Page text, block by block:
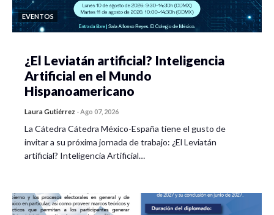
EVENTOS
¿El Leviatán artificial? Inteligencia
Artificial en el Mundo
Hispanoamericano
Laura Gutiérrez - Ago 07, 2026
La Cátedra Cátedra México-España tiene el gusto de
invitar a su próxima jornada de trabajo: ¿El Leviatán
artificial? Inteligencia Artificial…